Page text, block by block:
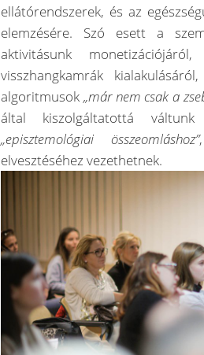
ellátórendszerek, és az
elemzésére. Szó esett a
aktivitásunk
visszhangkamrák
algoritmusok „már nem csak a
által kiszolgáltatottá
„episztemológiai összeomláshoz”
elvesztéséhez vezethetnek.